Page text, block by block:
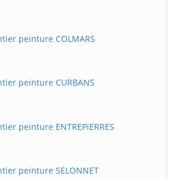
peinture COLMARS
peinture CURBANS
peinture ENTREPiERRES
peinture SELONNET